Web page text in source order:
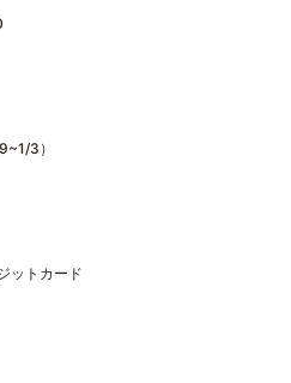
3）
ットカード